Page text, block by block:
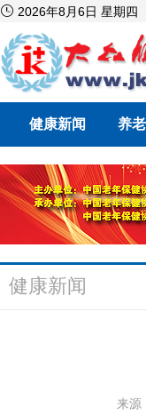
 2026年8月6日 星期四
健康新闻 养
健康新闻
来